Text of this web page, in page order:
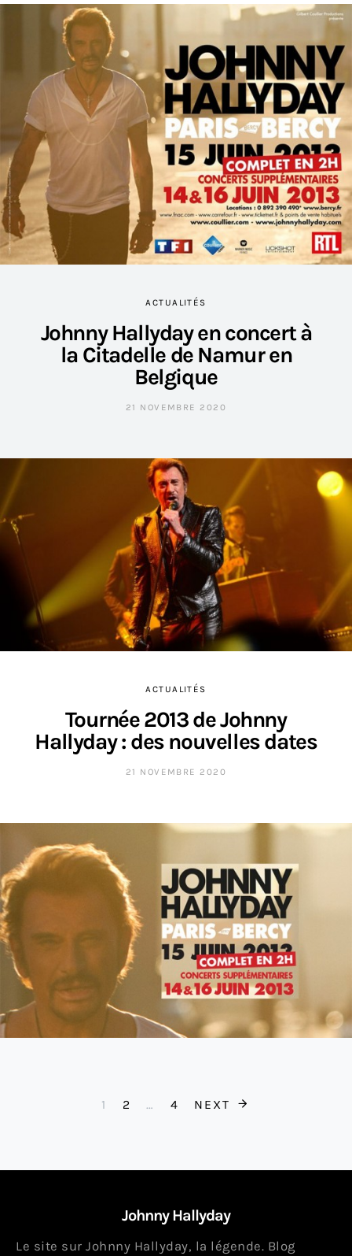
ACTUALITÉS
Johnny Hallyday en concert à
la Citadelle de Namur en
Belgique
21 NOVEMBRE 2020
ACTUALITÉS
Tournée 2013 de Johnny
Hallyday : des nouvelles dates
21 NOVEMBRE 2020
Pagination des
1 2 … 4 NEXT
Johnny Hallyday
Le site sur Johnny Hallyday, la légende. Blog